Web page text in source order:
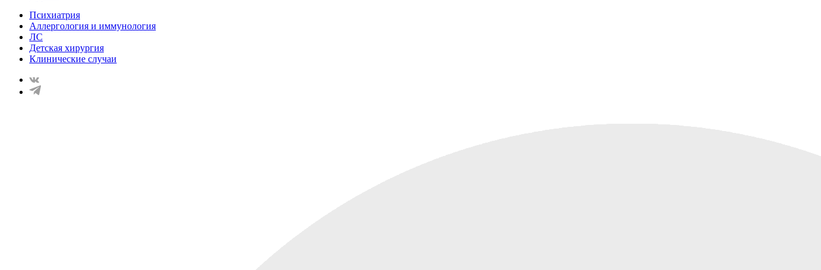
Психиатрия
Аллергология и иммунология
ЛС
Детская хирургия
Клинические случаи